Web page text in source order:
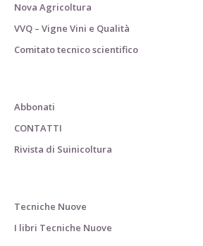
Nova Agricoltura
VVQ – Vigne Vini e Qualità
Comitato tecnico scientifico
Abbonati
CONTATTI
Rivista di Suinicoltura
Tecniche Nuove
I libri Tecniche Nuove